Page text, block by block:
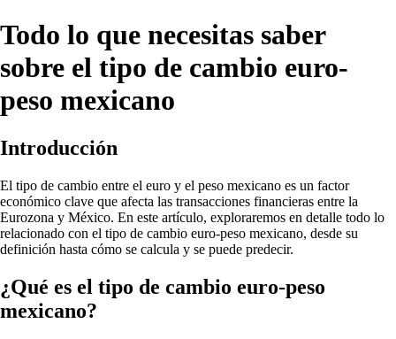
Todo lo que necesitas saber
sobre el tipo de cambio euro-
peso mexicano
Introducción
El tipo de cambio entre el euro y el peso mexicano es un factor
económico clave que afecta las transacciones financieras entre la
Eurozona y México. En este artículo, exploraremos en detalle todo lo
relacionado con el tipo de cambio euro-peso mexicano, desde su
definición hasta cómo se calcula y se puede predecir.
¿Qué es el tipo de cambio euro-peso
mexicano?